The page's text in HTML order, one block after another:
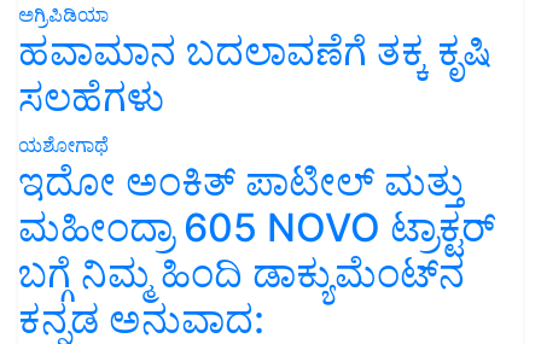
ಅಗ್ರಿಪಿಡಿಯಾ
ಹವಾಮಾನ ಬದಲಾವಣೆಗೆ ತಕ್ಕ ಕೃಷಿ
ಸಲಹೆಗಳು
ಯಶೋಗಾಥೆ
ಇದೋ ಅಂಕಿತ್ ಪಾಟೀಲ್ ಮತ್ತು
ಮಹೀಂದ್ರಾ 605 NOVO ಟ್ರಾಕ್ಟರ್
ಬಗ್ಗೆ ನಿಮ್ಮ ಹಿಂದಿ ಡಾಕ್ಯುಮೆಂಟ್‌ನ
ಕನ್ನಡ ಅನುವಾದ: